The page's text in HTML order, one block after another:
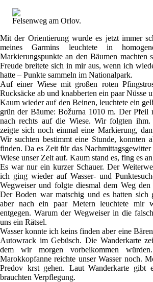
Felsenweg am Orlov.
Mit der Orientierung wurde es jetzt immer
meines Garmins leuchtete in
Markierungspunkte an den Bäumen machten
Freude breitete sich in mir aus, wenn ich
hatte – Punkte sammeln im Nationalpark.
Auf einer Wiese mit großen roten
Rucksäcke ab und knabberten ein paar Nüsse
Kaum wieder auf den Beinen, leuchtete ein
grün der Bäume: Božurna 1010 m. Der Pfeil
nach rechts auf die Wiese. Wir folgten ihm.
zeigte sich noch einmal eine Markierung,
Wir suchten bestimmt eine Stunde, konnten
finden. Da es Zeit für das
Wiese unser Zelt auf. Kaum stand es, fing es
Es war nur ein kurzer Schauer. Der
ich ging wieder auf Wasser- und
Wegweiser und folgte diesmal dem Weg
Der Boden war matschig und es hatten sich
aber nach ein paar Metern leuchtete mir
entgegen. Warum der Wegweiser in die
uns ein Rätsel.
Wasser konnte ich keins finden aber eine
Autowrack im Gebüsch. Die Wanderkarte
dem wir morgen vorbeikommen
Marokkopfanne reichte unser Wasser noch.
Predov krst gehen. Laut Wanderkarte
brauchten Verpflegung.